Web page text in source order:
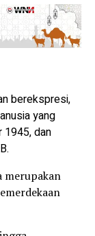
berekspresi,
yang
1945, dan
merupakan